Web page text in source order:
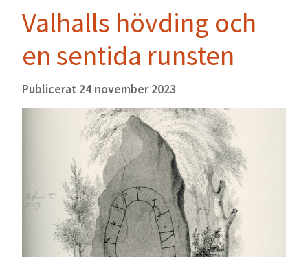
Valhalls hövding och
en sentida runsten
Publicerat 24 november 2023